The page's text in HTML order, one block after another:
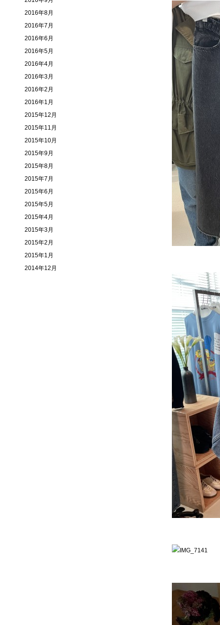
2016年8月
2016年7月
2016年6月
2016年5月
2016年4月
2016年3月
2016年2月
2016年1月
2015年12月
2015年11月
2015年10月
2015年9月
2015年8月
2015年7月
2015年6月
2015年5月
2015年4月
2015年3月
2015年2月
2015年1月
2014年12月